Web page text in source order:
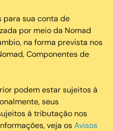
para sua conta de
por meio da Nomad
na forma prevista nos
Componentes de
podem estar sujeitos à
seus
à tributação nos
veja osAvisos